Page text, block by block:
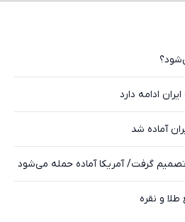
ادامه دارد
آماده شد
گرفت/ آمریکا آماده حمله می‌شود
و نقره